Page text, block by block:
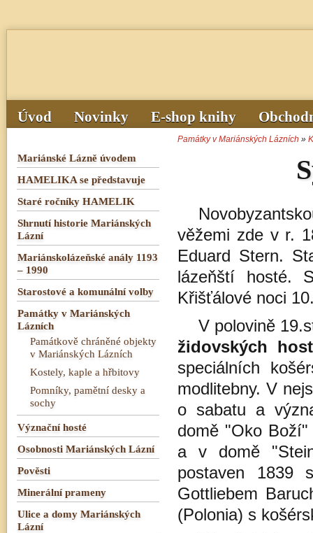
Úvod Novinky E-shop knihy
Mariánské Lázně úvodem
HAMELIKA se představuje
Staré ročníky HAMELIK
Shrnutí historie Mariánských
Lázní
Mariánskolázeňské anály 1193
– 1990
Starostové a komunální volby
Památky v Mariánských
Lázních
Památkově chráněné objekty
v Mariánských Lázních
Kostely, kaple a hřbitovy
Pomníky, pamětní desky a
sochy
Význační hosté
Osobnosti Mariánských Lázní
Pověsti
Minerální prameny
Ulice a domy Mariánských
Lázní
Památky v Mariánských Lázních »
věžemi zde v r.
Eduard Stern.
lázeňští hosté.
Křišťálové noci
V polovině
židovských
speciálních
modlitebny. V
o sabatu a
domě "Oko
a v domě
postaven 1839
Gottliebem
(Polonia) s